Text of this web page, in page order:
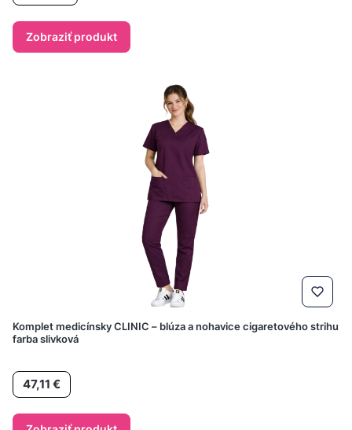
Zobraziť produkt
Komplet medicínsky CLINIC – blúza a nohavice cigaretového strihu
farba slivková
Cena
47,11 €